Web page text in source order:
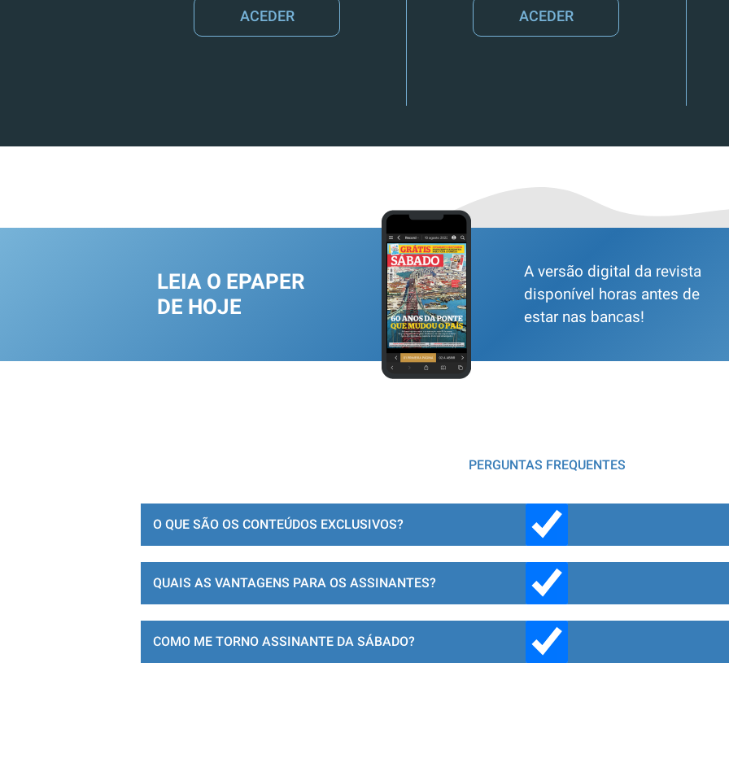
ACEDER ACEDER
LEIA O EPAPER
DE HOJE
A versão digital da revista
disponível horas antes de
estar nas bancas!
PERGUNTAS FREQUENTES
O QUE SÃO OS CONTEÚDOS EXCLUSIVOS?
QUAIS AS VANTAGENS PARA OS ASSINANTES?
COMO ME TORNO ASSINANTE DA SÁBADO?